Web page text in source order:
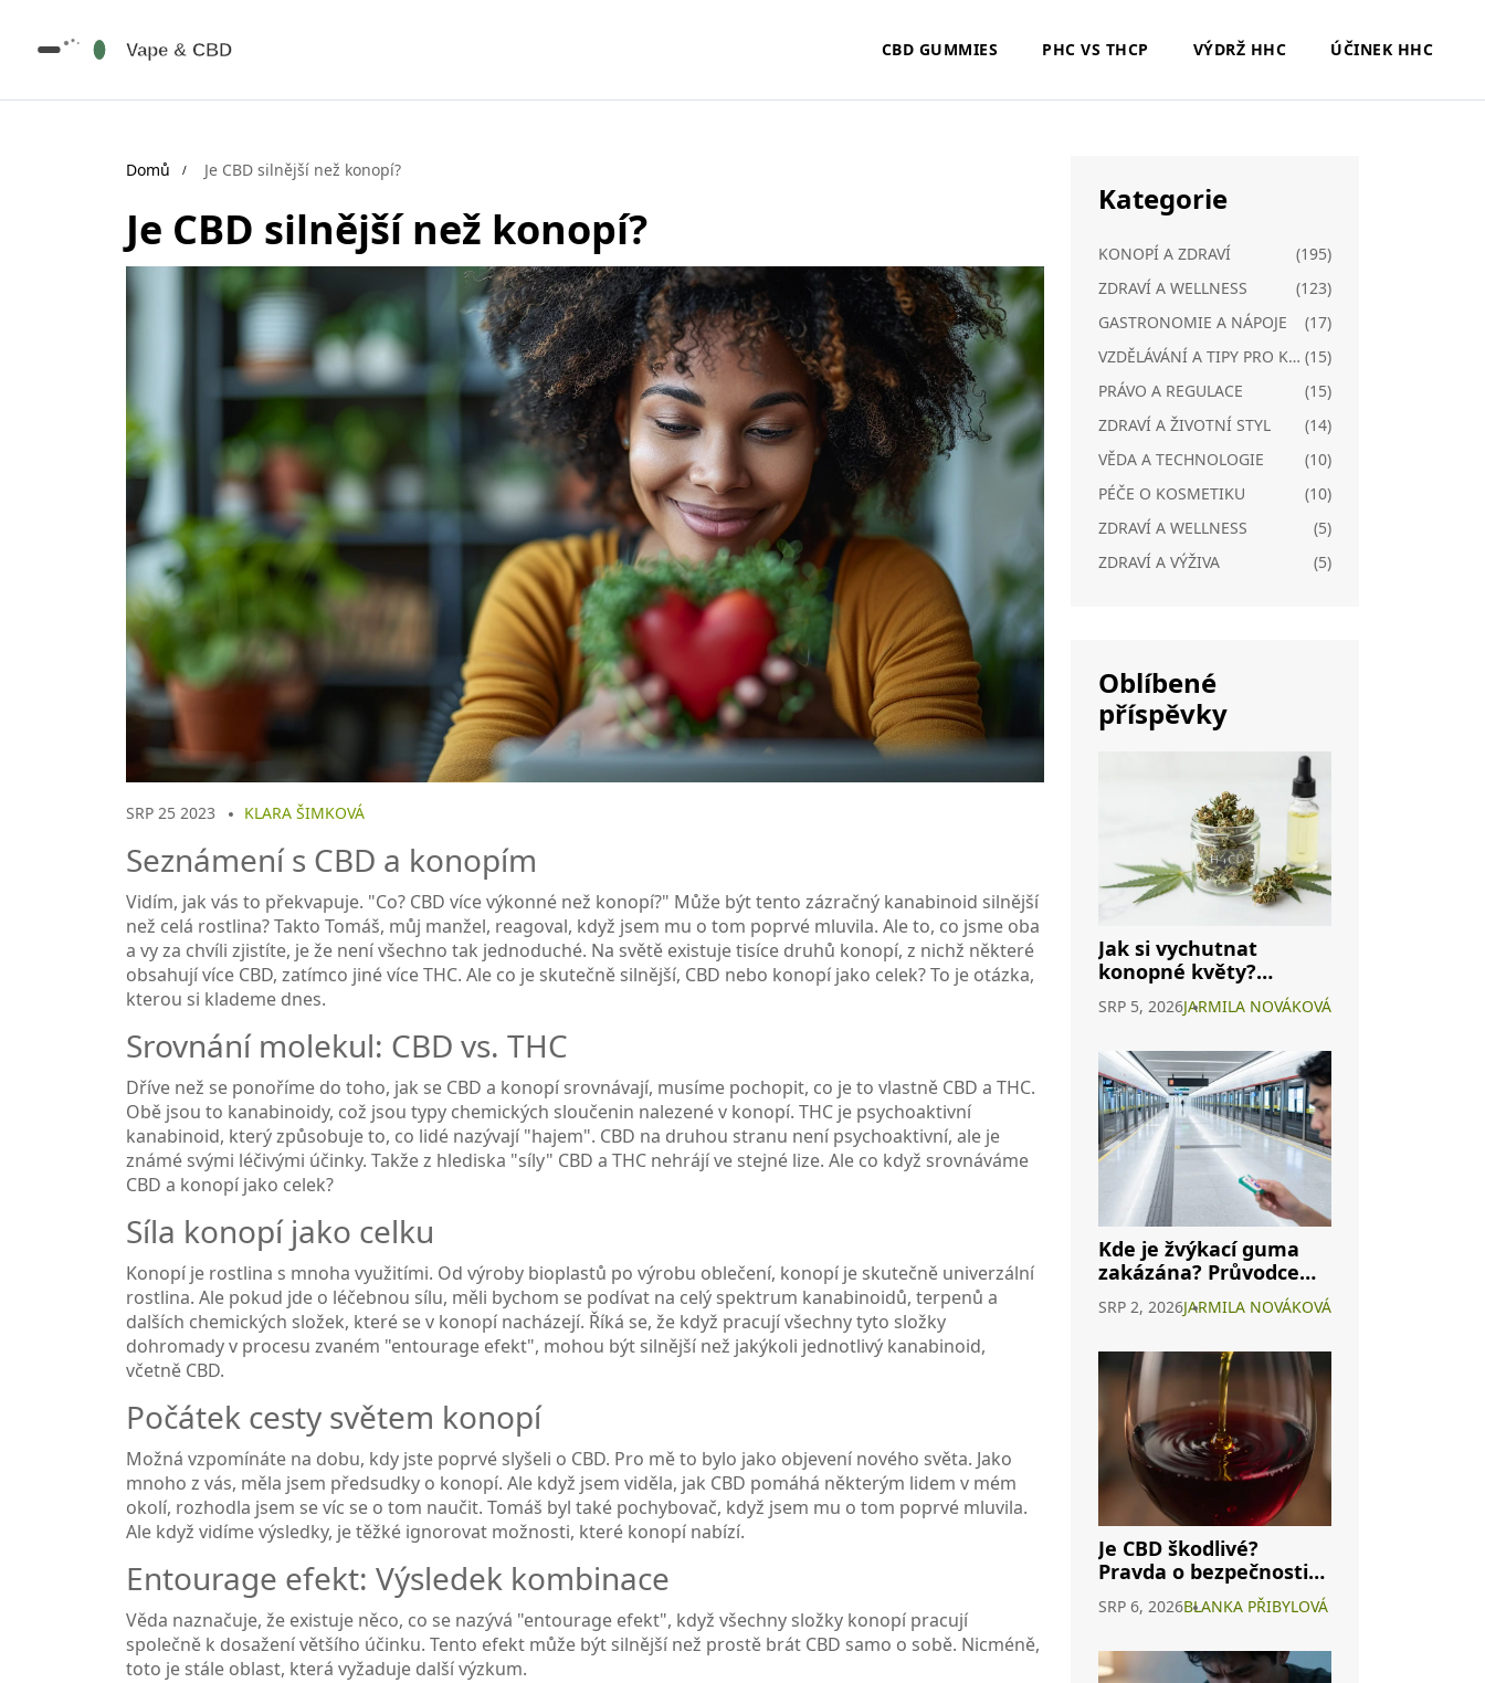
CBD GUMMIES PHC VS THCP VÝDRŽ HHC ÚČINEK HHC
Domů Je CBD silnější než konopí?
Je CBD silnější než konopí?
SRP 25 2023 KLARA ŠIMKOVÁ
Seznámení s CBD a konopím
Vidím, jak vás to překvapuje. "Co? CBD více výkonné než konopí?" Může být tento zázračný kanabinoid silnější
než celá rostlina? Takto Tomáš, můj manžel, reagoval, když jsem mu o tom poprvé mluvila. Ale to, co jsme oba
a vy za chvíli zjistíte, je že není všechno tak jednoduché. Na světě existuje tisíce druhů konopí, z nichž některé
obsahují více CBD, zatímco jiné více THC. Ale co je skutečně silnější, CBD nebo konopí jako celek? To je otázka,
kterou si klademe dnes.
Srovnání molekul: CBD vs. THC
Dříve než se ponoříme do toho, jak se CBD a konopí srovnávají, musíme pochopit, co je to vlastně CBD a THC.
Obě jsou to kanabinoidy, což jsou typy chemických sloučenin nalezené v konopí. THC je psychoaktivní
kanabinoid, který způsobuje to, co lidé nazývají "hajem". CBD na druhou stranu není psychoaktivní, ale je
známé svými léčivými účinky. Takže z hlediska "síly" CBD a THC nehrájí ve stejné lize. Ale co když srovnáváme
CBD a konopí jako celek?
Síla konopí jako celku
Konopí je rostlina s mnoha využitími. Od výroby bioplastů po výrobu oblečení, konopí je skutečně univerzální
rostlina. Ale pokud jde o léčebnou sílu, měli bychom se podívat na celý spektrum kanabinoidů, terpenů a
dalších chemických složek, které se v konopí nacházejí. Říká se, že když pracují všechny tyto složky
dohromady v procesu zvaném "entourage efekt", mohou být silnější než jakýkoli jednotlivý kanabinoid,
včetně CBD.
Počátek cesty světem konopí
Možná vzpomínáte na dobu, kdy jste poprvé slyšeli o CBD. Pro mě to bylo jako objevení nového světa. Jako
mnoho z vás, měla jsem předsudky o konopí. Ale když jsem viděla, jak CBD pomáhá některým lidem v mém
okolí, rozhodla jsem se víc se o tom naučit. Tomáš byl také pochybovač, když jsem mu o tom poprvé mluvila.
Ale když vidíme výsledky, je těžké ignorovat možnosti, které konopí nabízí.
Entourage efekt: Výsledek kombinace
Věda naznačuje, že existuje něco, co se nazývá "entourage efekt", když všechny složky konopí pracují
společně k dosažení většího účinku. Tento efekt může být silnější než prostě brát CBD samo o sobě. Nicméně,
toto je stále oblast, která vyžaduje další výzkum.
Kategorie
KONOPÍ A ZDRAVÍ
(195)
ZDRAVÍ A WELLNESS
(123)
GASTRONOMIE A NÁPOJE
(17)
VZDĚLÁVÁNÍ A TIPY PRO KONOPÍ (15)
PRÁVO A REGULACE
(15)
ZDRAVÍ A ŽIVOTNÍ STYL
(14)
VĚDA A TECHNOLOGIE
(10)
PÉČE O KOSMETIKU
(10)
ZDRAVÍ A WELLNESS
(5)
ZDRAVÍ A VÝŽIVA
(5)
Oblíbené
příspěvky
Jak si vychutnat
konopné květy?
Průvodce H4CBD a
dalšími způsoby užití
SRP 5, 2026JARMILA NOVÁKOVÁ
Kde je žvýkací guma
zakázána? Průvodce
zákazy po světě i v ČR
SRP 2, 2026JARMILA NOVÁKOVÁ
Je CBD škodlivé?
Pravda o bezpečnosti
konopného vína a
interakcích s
SRP 6, 2026BLANKA PŘIBYLOVÁ